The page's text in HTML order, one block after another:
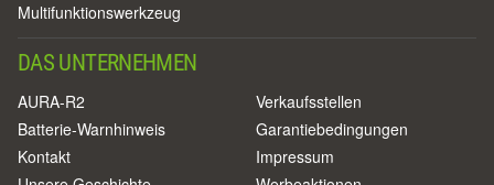
Multifunktionswerkzeug
DAS UNTERNEHMEN
AURA-R2
Batterie-Warnhinweis
Kontakt
Verkaufsstellen
Garantiebedingungen
Impressum